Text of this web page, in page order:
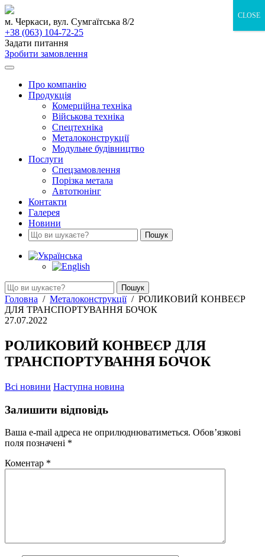
Skip
to
content
м. Черкаси, вул. Сумгаїтська 8/2
+38 (063) 104-72-25
Задати питання
Зробити замовлення
Про компанію
Продукція
Комерційна техніка
Військова техніка
Спецтехніка
Металоконструкції
Модульне будівництво
Послуги
Спецзамовлення
Порізка метала
Автотюнінг
Контакти
Галерея
Новини
Головна / Металоконструкції/ РОЛИКОВИЙ КОНВЕЄР
ДЛЯ ТРАНСПОРТУВАННЯ БОЧОК
27.07.2022
РОЛИКОВИЙ КОНВЕЄР ДЛЯ
ТРАНСПОРТУВАННЯ БОЧОК
Всі новини Hаступна новина
Залишити відповідь
Ваша e-mail адреса не оприлюднюватиметься. Обов’язкові
поля позначені *
Коментар *
CLOSE